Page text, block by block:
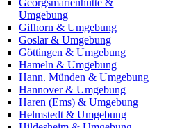
Georgsmarienhütte &
Umgebung
Gifhorn & Umgebung
Goslar & Umgebung
Göttingen & Umgebung
Hameln & Umgebung
Hann. Münden & Umgebung
Hannover & Umgebung
Haren (Ems) & Umgebung
Helmstedt & Umgebung